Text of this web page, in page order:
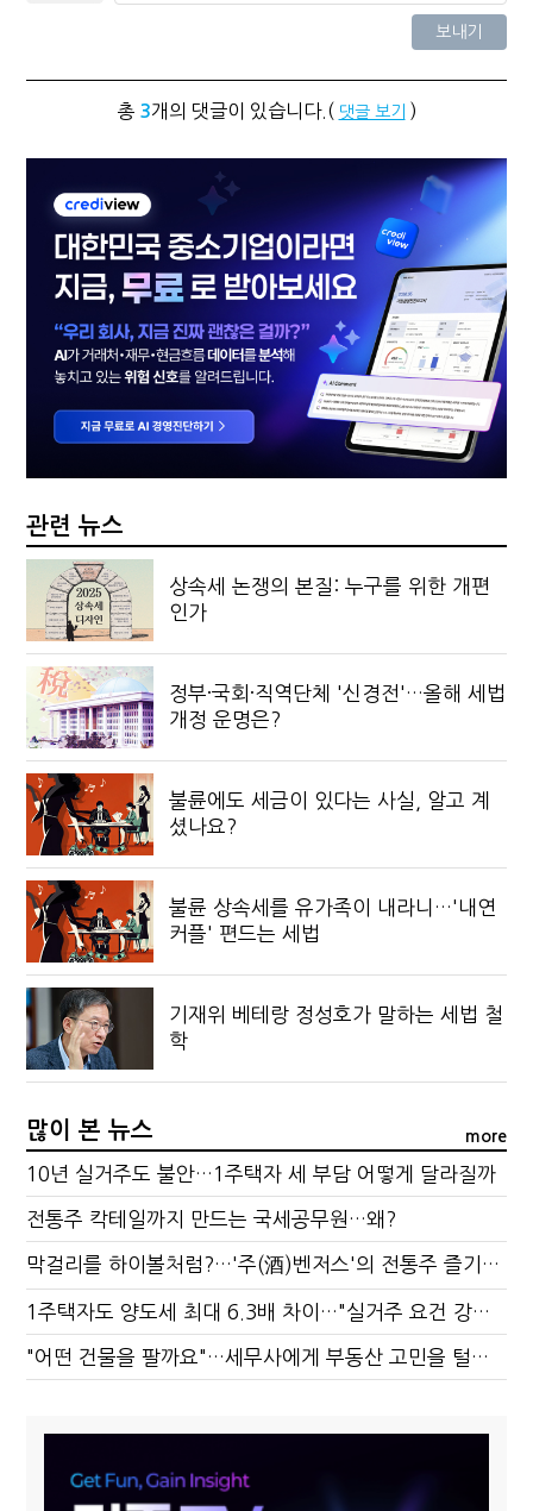
총 3개의 댓글이 있습니다.( 댓글 보기 )
관련 뉴스
상속세 논쟁의 본질: 누구를 위한 개편
인가
정부·국회·직역단체 '신경전'…올해 세법
개정 운명은?
불륜에도 세금이 있다는 사실, 알고 계
셨나요?
불륜 상속세를 유가족이 내라니…'내연
커플' 편드는 세법
기재위 베테랑 정성호가 말하는 세법 철
학
많이 본 뉴스 more
10년 실거주도 불안…1주택자 세 부담 어떻게 달라질까
전통주 칵테일까지 만드는 국세공무원…왜?
막걸리를 하이볼처럼?…'주(酒)벤저스'의 전통주 즐기는 법
1주택자도 양도세 최대 6.3배 차이…"실거주 요건 강화하자"
"어떤 건물을 팔까요"…세무사에게 부동산 고민을 털어놓는 이유